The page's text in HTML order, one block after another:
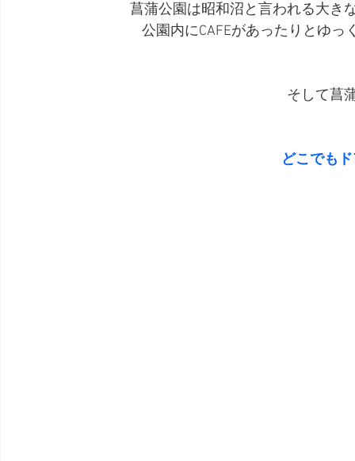
菖蒲公園は昭和沼と言われる大き
公園内にCAFEがあったりとゆ
そして菖
どこでも